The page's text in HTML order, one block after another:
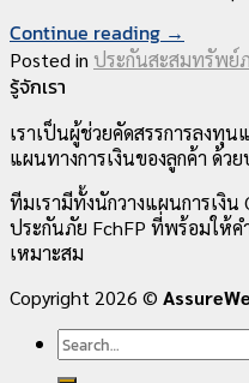
Continue reading →
Posted in ประกันสะสมทรัพย์
รู้จักเรา
เราเป็นผู้ช่วยคัดสรรการลงทุ
แผนทางการเงินของลูกค้า ด้ว
ทีมเรามีทั้งนักวางแผนการเงิน
ประกันภัย FchFP ที่พร้อมให้
เหมาะสม
Copyright 2026 ©